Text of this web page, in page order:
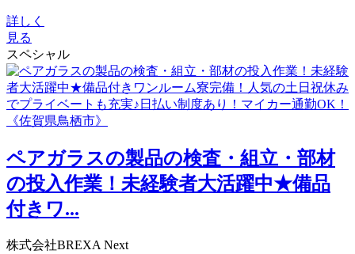
詳しく
見る
スペシャル
ペアガラスの製品の検査・組立・部材
の投入作業！未経験者大活躍中★備品
付きワ...
株式会社BREXA Next